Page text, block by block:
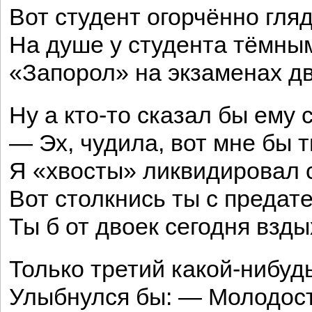
Вот студент огорчённо
На душе у студента
«Запорол» на экзаменах
Ну а кто-то сказал бы ему
— Эх, чудила, вот мне бы
Я «хвосты» ликвидировал
Вот столкнись ты с
Ты б от двоек сегодня
Только третий какой-
Улыбнулся бы: —